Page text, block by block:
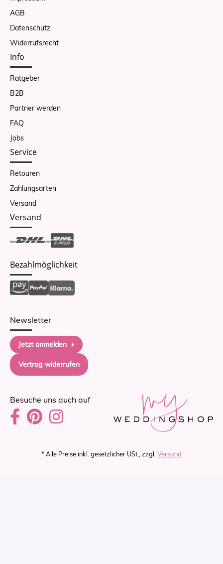
AGB
Datenschutz
Widerrufsrecht
Info
Ratgeber
B2B
Partner werden
FAQ
Jobs
Service
Retouren
Zahlungsarten
Versand
Versand
Bezahlmöglichkeit
Newsletter
Jetzt anmelden
Vertrag widerrufen
Besuche uns auch auf
* Alle Preise inkl. gesetzlicher USt., zzgl. Versand